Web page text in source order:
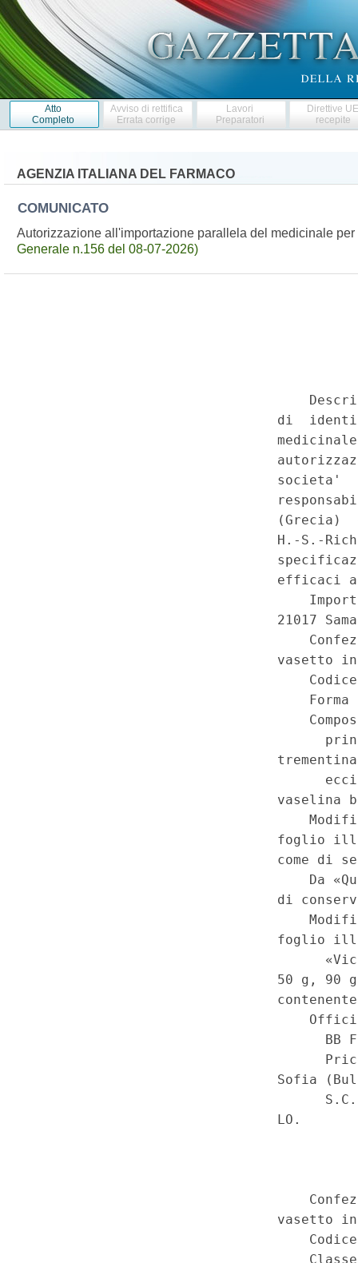
Atto
Completo
Avviso di rettifica
Errata corrige
Lavori
Preparatori
Direttive
recepite
AGENZIA ITALIANA DEL FARMACO
COMUNICATO
Autorizzazione all'importazione parallela del medicinale
Generale n.156 del 08-07-2026)